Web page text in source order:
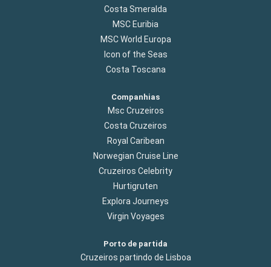
Costa Smeralda
MSC Euribia
MSC World Europa
Icon of the Seas
Costa Toscana
Companhias
Msc Cruzeiros
Costa Cruzeiros
Royal Caribean
Norwegian Cruise Line
Cruzeiros Celebrity
Hurtigruten
Explora Journeys
Virgin Voyages
Porto de partida
Cruzeiros partindo de Lisboa